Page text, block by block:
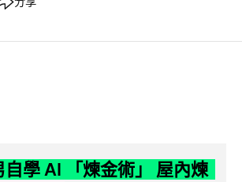
自學 AI 「煉金術」 屋內煉